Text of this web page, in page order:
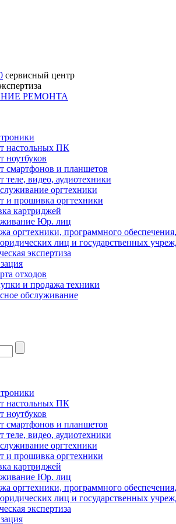
сервисный центр
РЕМОНТА
настольных ПК
ноутбуков
смартфонов и планшетов
теле, видео, аудиотехники
оргтехники
и прошивка оргтехники
картриджей
Юр. лиц
оргтехники, программного
лиц и государственных
экспертиза
отходов
и продажа техники
обслуживание
настольных ПК
ноутбуков
смартфонов и планшетов
теле, видео, аудиотехники
оргтехники
и прошивка оргтехники
картриджей
Юр. лиц
оргтехники, программного
лиц и государственных
экспертиза